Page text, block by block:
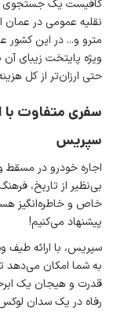
کافیست یک جستجوی
نقلیه عمومی در عمان
مترو و... در این کشور
ویژه پایتخت زیبای
حتی ارزان‌تر از کل
سفری متفاوت با
سپریس
اجاره خودرو در مسقط
بی‌نظیر از تاریخ،
خاص و خاطره‌انگیز
پیشنهاد می‌کنیم!
سپریس، با ارائه
به شما امکان می‌دهد
قدرت و هیجان یک
رفاه در یک سدان